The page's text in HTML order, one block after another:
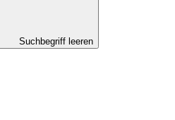
Suchbegriff leeren